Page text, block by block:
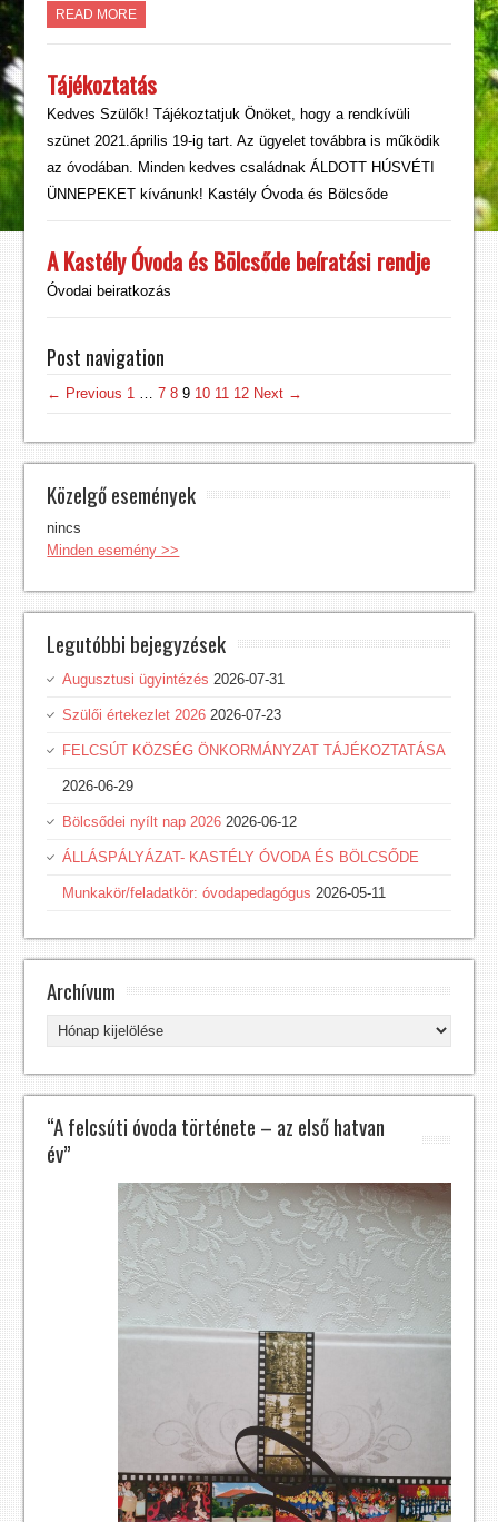
READ MORE
Tájékoztatás
Kedves Szülők! Tájékoztatjuk Önöket, hogy a rendkívüli
szünet 2021.április 19-ig tart. Az ügyelet továbbra is működik
az óvodában. Minden kedves családnak ÁLDOTT HÚSVÉTI
ÜNNEPEKET kívánunk! Kastély Óvoda és Bölcsőde
A Kastély Óvoda és Bölcsőde beíratási rendje
Óvodai beiratkozás
Post navigation
← Previous 1 … 7 8 9 10 11 12 Next →
Közelgő események
nincs
Minden esemény >>
Legutóbbi bejegyzések
Augusztusi ügyintézés 2026-07-31
Szülői értekezlet 2026 2026-07-23
FELCSÚT KÖZSÉG ÖNKORMÁNYZAT TÁJÉKOZTATÁSA
2026-06-29
Bölcsődei nyílt nap 2026 2026-06-12
ÁLLÁSPÁLYÁZAT- KASTÉLY ÓVODA ÉS BÖLCSŐDE
Munkakör/feladatkör: óvodapedagógus 2026-05-11
Archívum
Archívum
“A felcsúti óvoda története – az első hatvan
év”